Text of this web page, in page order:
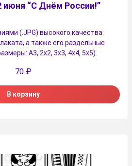
июня “С Днём России!”
(.JPG) высокого качества:
а также его раздельные
А3, 2х2, 3х3, 4х4, 5х5).
70 ₽
В корзину